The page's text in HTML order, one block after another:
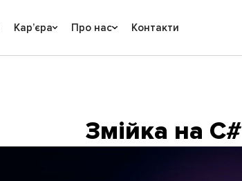
Карʼєра Про нас Контакти
Змійка на C#